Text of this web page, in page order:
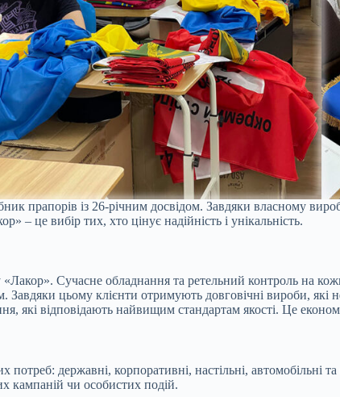
прапорів із 26-річним досвідом. Завдяки власному
– це вибір тих, хто цінує надійність і унікальність.
Сучасне обладнання та ретельний контроль на
Завдяки цьому клієнти отримують довговічні вироби,
які відповідають найвищим стандартам якості. Це
державні, корпоративні, настільні, автомобільні
кампаній чи особистих подій.